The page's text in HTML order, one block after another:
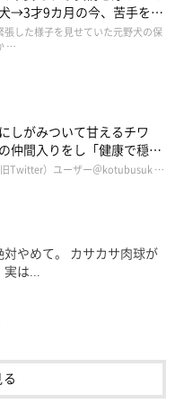
→3才9カ月の今、苦手を克
コに成長！
張した様子を見せていた元野犬の保
…
しがみついて甘えるチワ
仲間入りをし「健康で穏や
続いてほしい」と願う
旧Twitter）ユーザー＠kotubusuk …
対やめて。 カサカサ肉球が
実は...